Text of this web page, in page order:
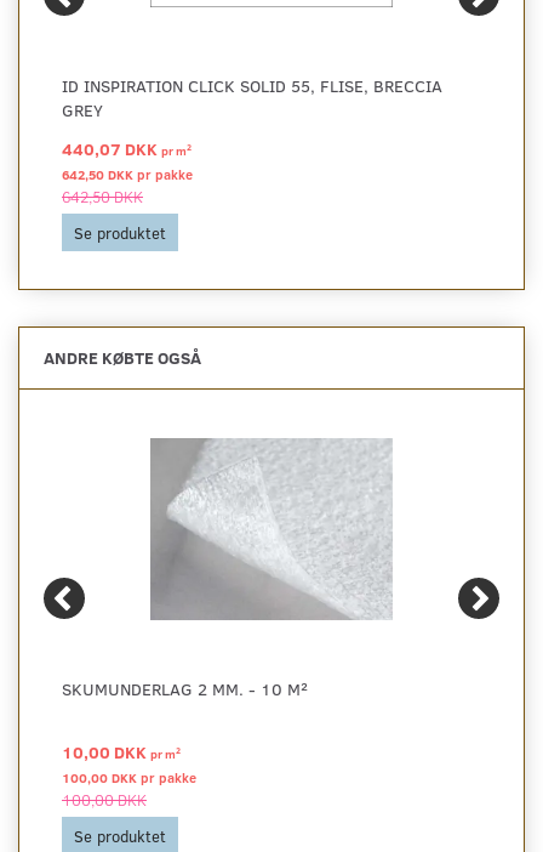
ID INSPIRATION CLICK SOLID 55, FLISE, BRECCIA
GREY
440,07 DKK prm2
642,50 DKK pr pakke
642,50 DKK
Se produktet
ANDRE KØBTE OGSÅ
SKUMUNDERLAG 2 MM. - 10 M²
10,00 DKK prm2
100,00 DKK pr pakke
100,00 DKK
Se produktet